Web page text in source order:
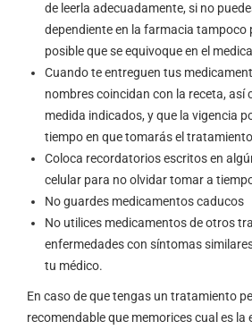
de leerla adecuadamente, si no
dependiente en la farmacia tampoco
posible que se equivoque en el
Cuando te entreguen tus
nombres coincidan con la receta, así
medida indicados, y que la vigencia
tiempo en que tomarás el tratamiento
Coloca recordatorios escritos en
celular para no olvidar tomar a
No guardes medicamentos caducos
No utilices medicamentos de otros
enfermedades con síntomas
tu médico.
En caso de que tengas un tratamiento
recomendable que memorices cual es la